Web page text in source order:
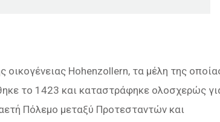
οικογένειας Hohenzollern, τα μέλη της
το 1423 και καταστράφηκε ολοσχερώς
Πόλεμο μεταξύ Προτεσταντών και